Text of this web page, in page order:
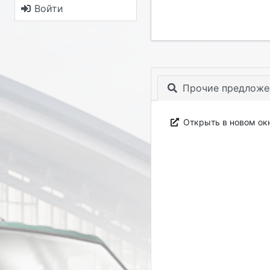
Войти
Прочие
Открыть в новом